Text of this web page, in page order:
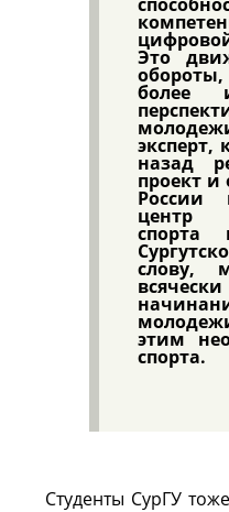
Это
более
эксперт,
назад
проект
России
центр
спорта
слову,
этим
спорта.
Студенты СурГУ